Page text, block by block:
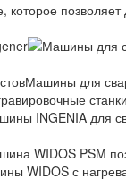
Машины для
INGENIA для
WIDOS PSM
WIDOS с